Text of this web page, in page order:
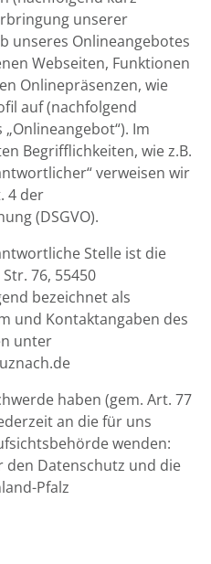
unserer
unseres Onlineangebotes
Webseiten, Funktionen
Onlinepräsenzen, wie
auf (nachfolgend
Im
Begrifflichkeiten, wie z.B.
verweisen wir
4 der
(DSGVO).
Stelle ist die
76, 55450
bezeichnet als
und Kontaktangaben des
unter
haben (gem. Art. 77
an die für uns
wenden:
den Datenschutz und die
Pfalz